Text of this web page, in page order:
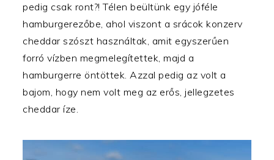
pedig csak ront?! Télen beültünk egy jóféle
hamburgerezőbe, ahol viszont a srácok konzerv
cheddar szószt használtak, amit egyszerűen
forró vízben megmelegítettek, majd a
hamburgerre öntöttek. Azzal pedig az volt a
bajom, hogy nem volt meg az erős, jellegzetes
cheddar íze.